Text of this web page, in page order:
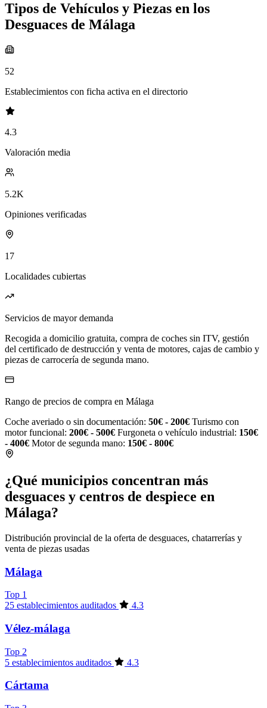
Tipos de Vehículos y Piezas en los
Desguaces de Málaga
52
Establecimientos con ficha activa en el directorio
4.3
Valoración media
5.2K
Opiniones verificadas
17
Localidades cubiertas
Servicios de mayor demanda
Recogida a domicilio gratuita, compra de coches sin ITV, gestión
del certificado de destrucción y venta de motores, cajas de cambio y
piezas de carrocería de segunda mano.
Rango de precios de compra en Málaga
Coche averiado o sin documentación: 50€ - 200€ Turismo con
motor funcional: 200€ - 500€ Furgoneta o vehículo industrial: 150€
- 400€ Motor de segunda mano: 150€ - 800€
¿Qué municipios concentran más
desguaces y centros de despiece en
Málaga?
Distribución provincial de la oferta de desguaces, chatarrerías y
venta de piezas usadas
Málaga
Top 1
25 establecimientos auditados
4.3
Vélez-málaga
Top 2
5 establecimientos auditados
4.3
Cártama